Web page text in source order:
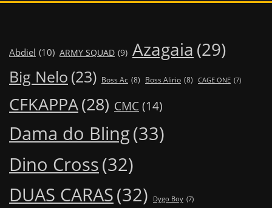
Abdiel (10) ARMY SQUAD (9) Azagaia (29)
Big Nelo (23) Boss Ac (8) Boss Alirio (8) CAGE ONE (7)
CFKAPPA(28) CMC (14)
Dama do Bling(33)
Dino Cross(32)
DUAS CARAS(32) Dygo Boy (7)